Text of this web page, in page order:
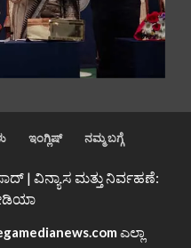
ಇಂಗ್ಲಿಷ್ ನಮ್ಮ ಬಗ್ಗೆ
| ವಿನ್ಯಾಸ ಮತ್ತು ನಿರ್ವಹಣೆ:
ಎಲ್ಲಾ